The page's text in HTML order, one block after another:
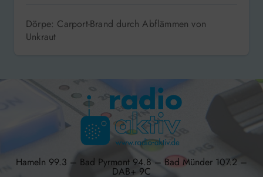
Dörpe: Carport-Brand durch Abflämmen von
Unkraut
Hameln 99.3 – Bad Pyrmont 94.8 – Bad Münder 107.2 –
DAB+ 9C